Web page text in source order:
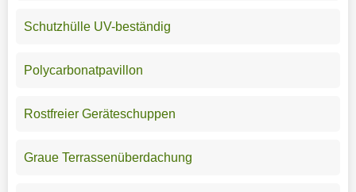
Schutzhülle UV-beständig
Polycarbonatpavillon
Rostfreier Geräteschuppen
Graue Terrassenüberdachung